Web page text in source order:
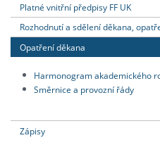
Platné vnitřní předpisy FF UK
Rozhodnutí a sdělení děkana,
Opatření děkana
Harmonogram akademického
Směrnice a provozní řády
Zápisy